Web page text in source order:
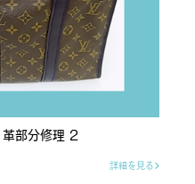
革部分修理 2
詳細を見る